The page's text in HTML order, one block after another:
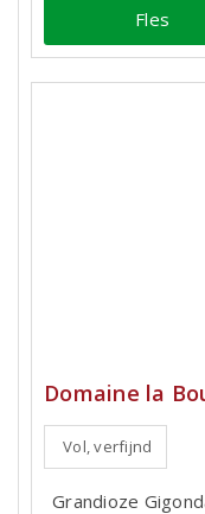
Fles
Domaine la
Vol, verfijnd
Grandioze